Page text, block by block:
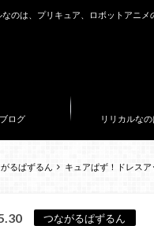
のは、プリキュア、ロボットアニ
ブログ リリカルなの
るぱずるん キュアぱず！ドレス
つながるぱずるん